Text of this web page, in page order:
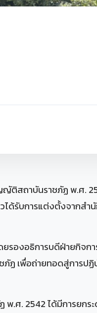
สถาบันราชภัฏ พ.ศ.
ด้รับการแต่งตั้งจากส
รองอธิการบดีฝ่ายกิจก
ฏ เพื่อถ่ายทอดสู่การป
พ.ศ. 2542 ได้มีการยก